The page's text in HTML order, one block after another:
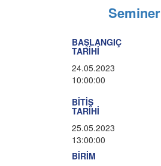
Seminer
BAŞLANGIÇ
TARİHİ
24.05.2023
10:00:00
BİTİŞ
TARİHİ
25.05.2023
13:00:00
BİRİM